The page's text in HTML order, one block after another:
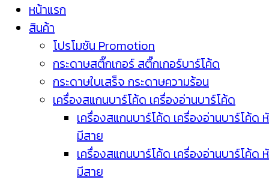
หน้าแรก
สินค้า
โปรโมชัน Promotion
กระดาษสติ๊กเกอร์ สติ๊กเกอร์บาร์โค้ด
กระดาษใบเสร็จ กระดาษความร้อน
เครื่องสแกนบาร์โค้ด เครื่องอ่านบาร์โค้ด
เครื่องสแกนบาร์โค้ด เครื่องอ่านบาร์โค้ด
มีสาย
เครื่องสแกนบาร์โค้ด เครื่องอ่านบาร์โค้ด
มีสาย